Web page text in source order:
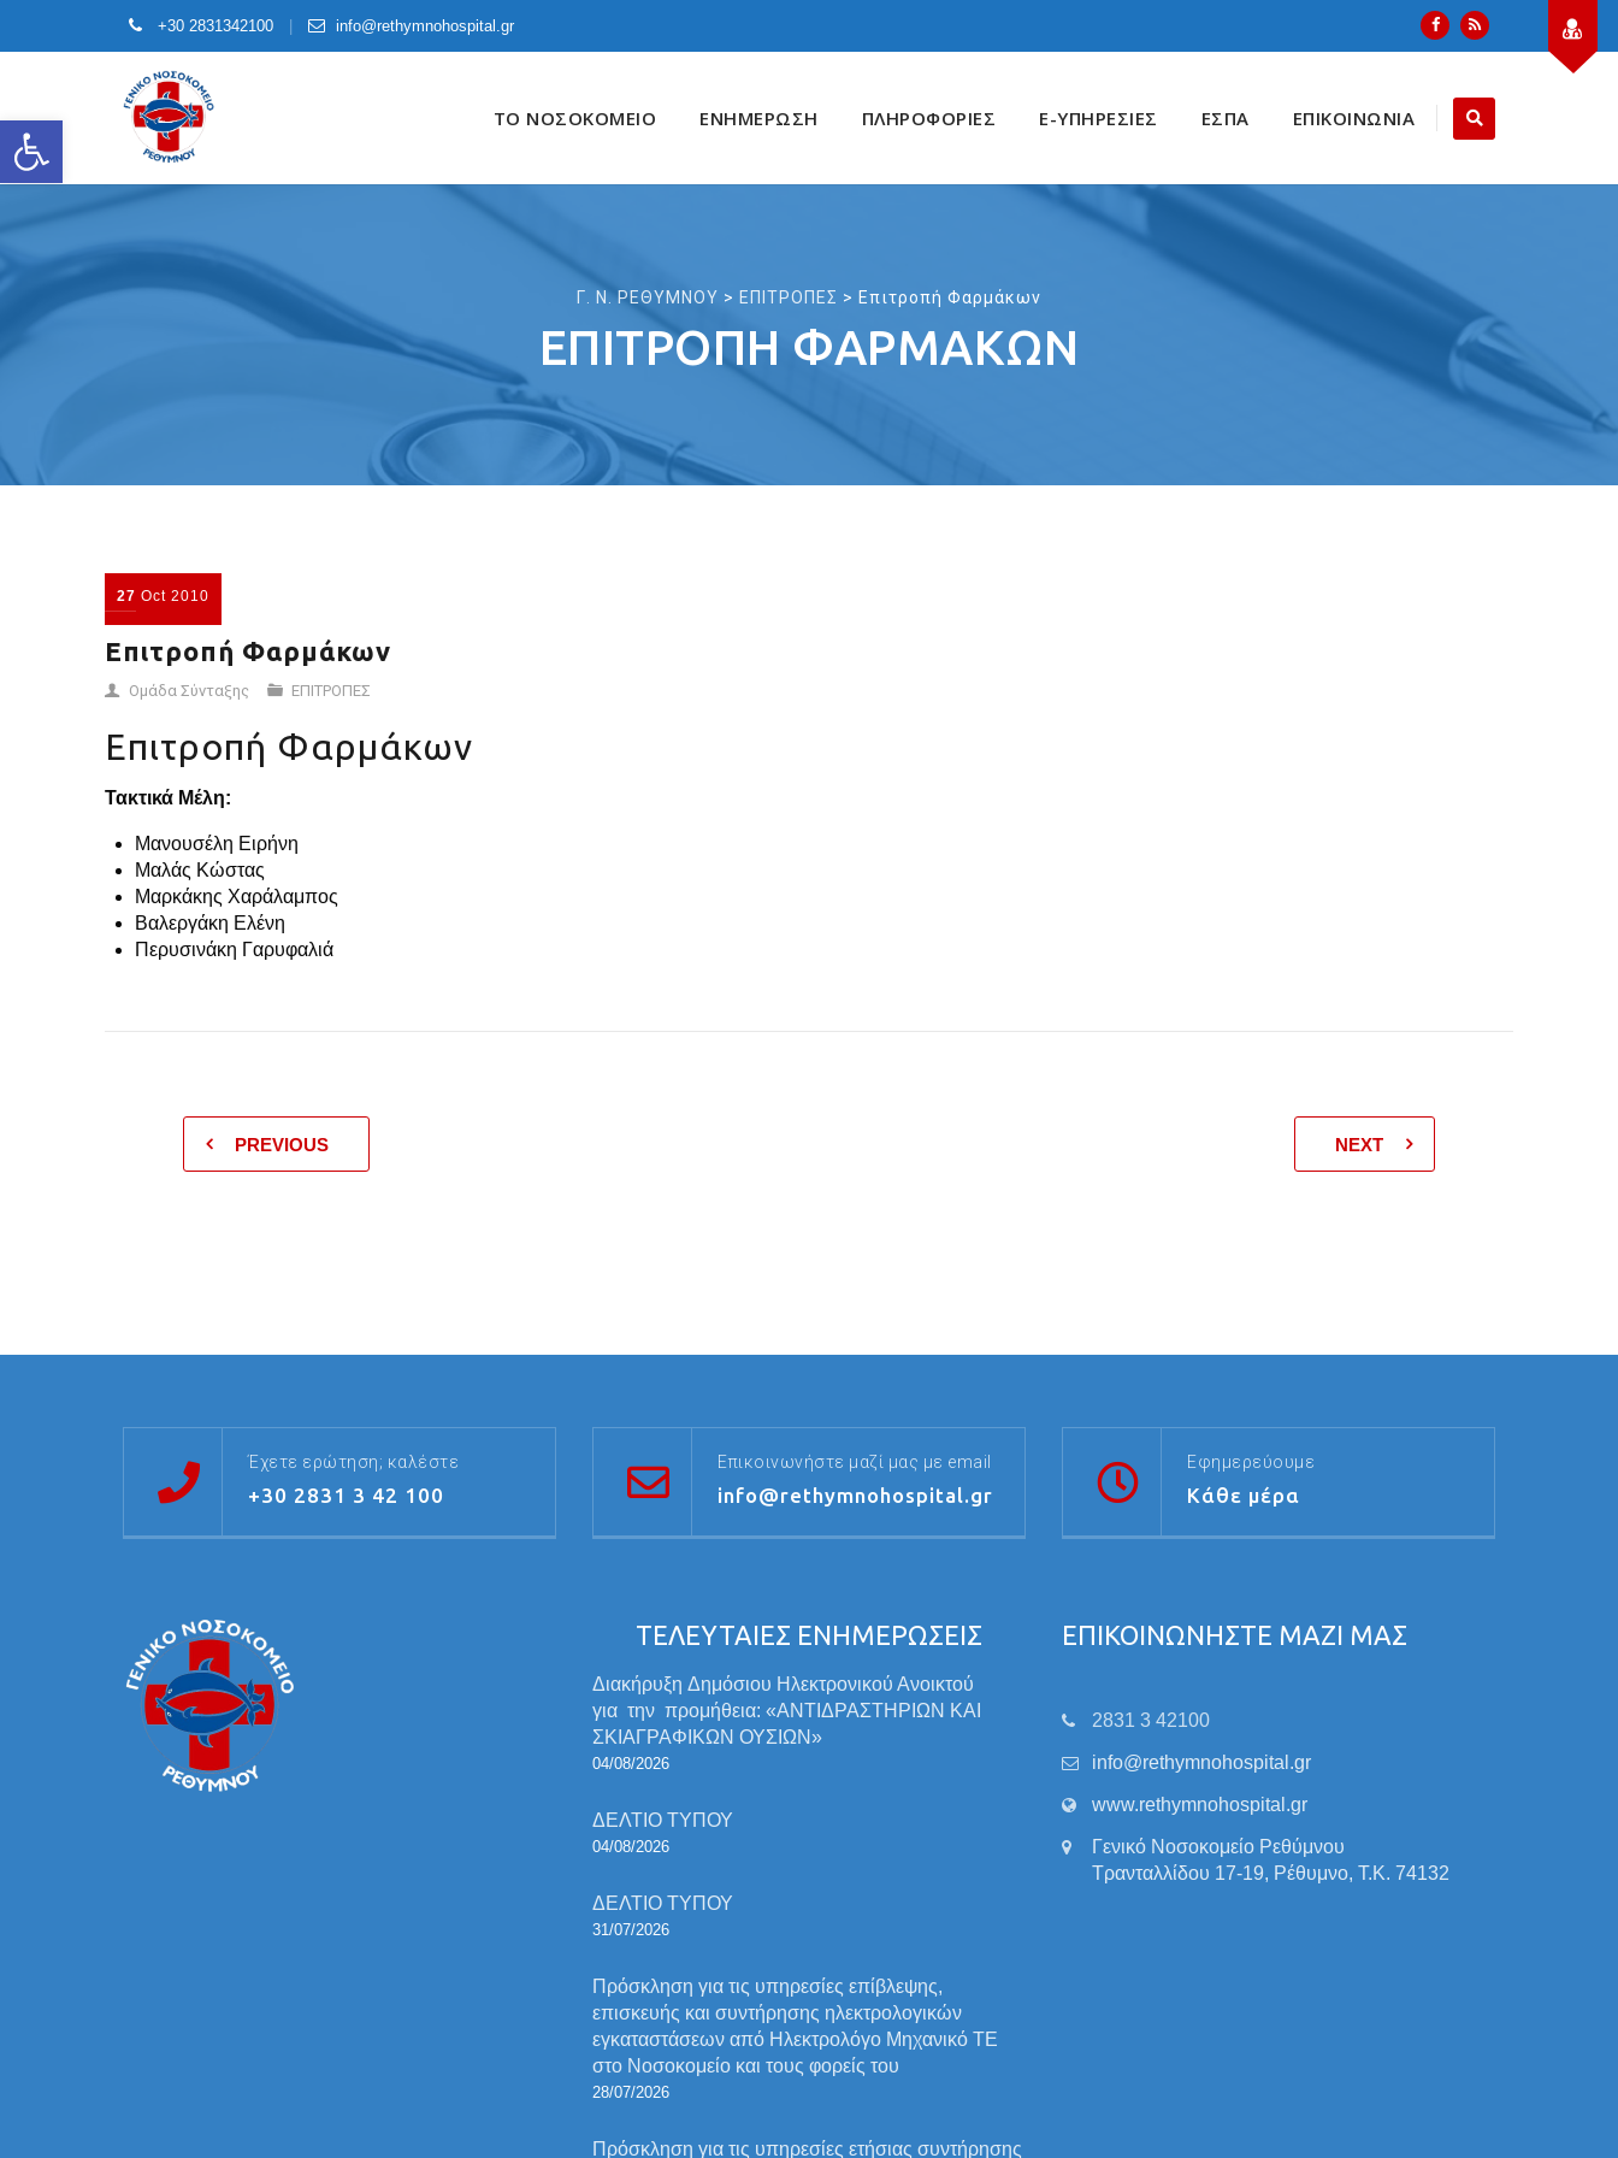
Open toolbar
+30 2831342100 info@rethymnohospital.gr
content
ΤΟ ΝΟΣΟΚΟΜΕΙΟ ΕΝΗΜΕΡΩΣΗ ΠΛΗΡΟΦΟΡΙΕΣ E-ΥΠΗΡΕΣΙΕΣ ΕΣΠΑ ΕΠΙΚΟΙΝΩΝΙΑ
Γ. Ν. ΡΕΘΥΜΝΟΥ > ΕΠΙΤΡΟΠΕΣ > Επιτροπή Φαρμάκων
ΕΠΙΤΡΟΠΉ ΦΑΡΜΆΚΩΝ
27 Oct 2010
Επιτροπή Φαρμάκων
Ομάδα Σύνταξης ΕΠΙΤΡΟΠΕΣ
Επιτροπή Φαρμάκων
Τακτικά Μέλη:
Μανουσέλη Ειρήνη
Μαλάς Κώστας
Μαρκάκης Χαράλαμπος
Βαλεργάκη Ελένη
Περυσινάκη Γαρυφαλιά
PREVIOUS NEXT
Έχετε ερώτηση; καλέστε
+30 2831 3 42 100
Επικοινωνήστε μαζί μας με email
info@rethymnohospital.gr
Εφημερεύουμε
Κάθε μέρα
ΤΕΛΕΥΤΑΙΕΣ ΕΝΗΜΕΡΩΣΕΙΣ
Διακήρυξη Δημόσιου Ηλεκτρονικού Ανοικτού
για την προμήθεια: «ΑΝΤΙΔΡΑΣΤΗΡΙΩΝ ΚΑΙ
ΣΚΙΑΓΡΑΦΙΚΩΝ ΟΥΣΙΩΝ»
04/08/2026
ΔΕΛΤΙΟ ΤΥΠΟΥ
04/08/2026
ΔΕΛΤΙΟ ΤΥΠΟΥ
31/07/2026
Πρόσκληση για τις υπηρεσίες επίβλεψης,
επισκευής και συντήρησης ηλεκτρολογικών
εγκαταστάσεων από Ηλεκτρολόγο Μηχανικό ΤΕ
στο Νοσοκομείο και τους φορείς του
28/07/2026
Πρόσκληση για τις υπηρεσίες ετήσιας συντήρησης
ΕΠΙΚΟΙΝΩΝΗΣΤΕ ΜΑΖΙ ΜΑΣ
2831 3 42100
info@rethymnohospital.gr
www.rethymnohospital.gr
Γενικό Νοσοκομείο Ρεθύμνου
Τρανταλλίδου 17-19, Ρέθυμνο, Τ.Κ. 74132